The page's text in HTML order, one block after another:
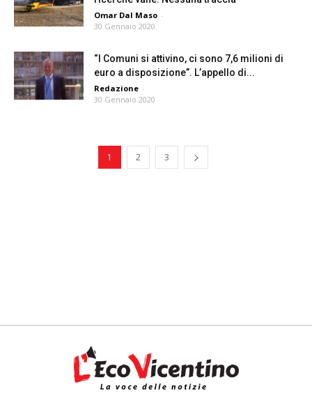
Omar Dal Maso -
30 Gennaio 2020
“I Comuni si attivino, ci sono 7,6 milioni di
euro a disposizione”. L’appello di...
Redazione -
30 Gennaio 2020
1 2 3